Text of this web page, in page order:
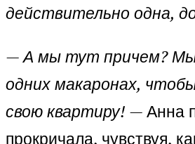
действительно одна,
— А мы тут причем? Мы
одних макаронах,
свою квартиру! — Анна
прокричала, чувствуя,